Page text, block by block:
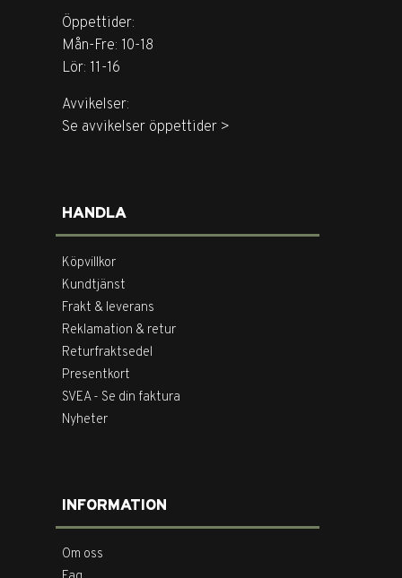
Öppettider:
Mån-Fre: 10-18
Lör: 11-16
Avvikelser:
Se avvikelser öppettider >
HANDLA
Köpvillkor
Kundtjänst
Frakt & leverans
Reklamation & retur
Returfraktsedel
Presentkort
SVEA - Se din faktura
Nyheter
INFORMATION
Om oss